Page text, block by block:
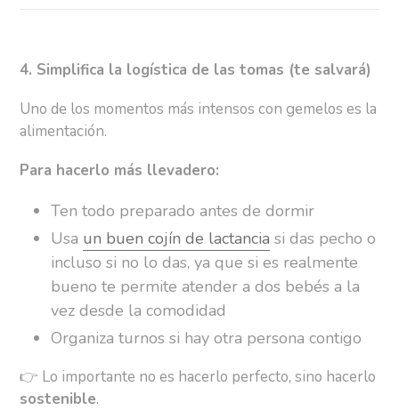
4. Simplifica la logística de las tomas (te salvará)
Uno de los momentos más intensos con gemelos es la
alimentación.
Para hacerlo más llevadero:
Ten todo preparado antes de dormir
Usa un buen cojín de lactancia si das pecho o
incluso si no lo das, ya que si es realmente
bueno te permite atender a dos bebés a la
vez desde la comodidad
Organiza turnos si hay otra persona contigo
👉 Lo importante no es hacerlo perfecto, sino hacerlo
sostenible.